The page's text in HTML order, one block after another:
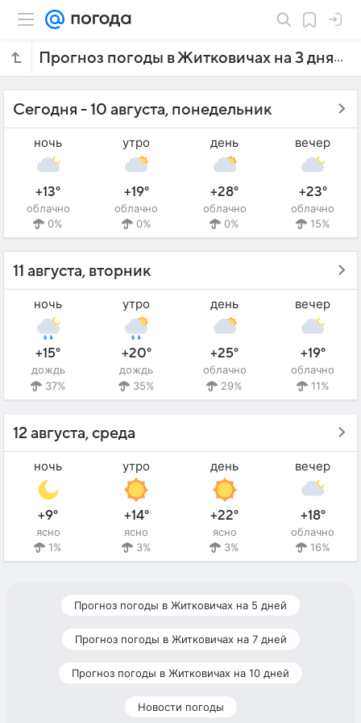
Прогноз погоды в Житковичах на 3 дня
Сегодня - 10 августа, понедельник
ночь
+13°
облачно
0%
утро
+19°
облачно
0%
день
+28°
облачно
0%
вечер
+23°
облачно
15%
11 августа, вторник
ночь
+15°
дождь
37%
утро
+20°
дождь
35%
день
+25°
облачно
29%
вечер
+19°
облачно
11%
12 августа, среда
ночь
+9°
ясно
1%
утро
+14°
ясно
3%
день
+22°
ясно
3%
вечер
+18°
облачно
16%
Прогноз погоды в Житковичах на 5 дней
Прогноз погоды в Житковичах на 7 дней
Прогноз погоды в Житковичах на 10 дней
Новости погоды